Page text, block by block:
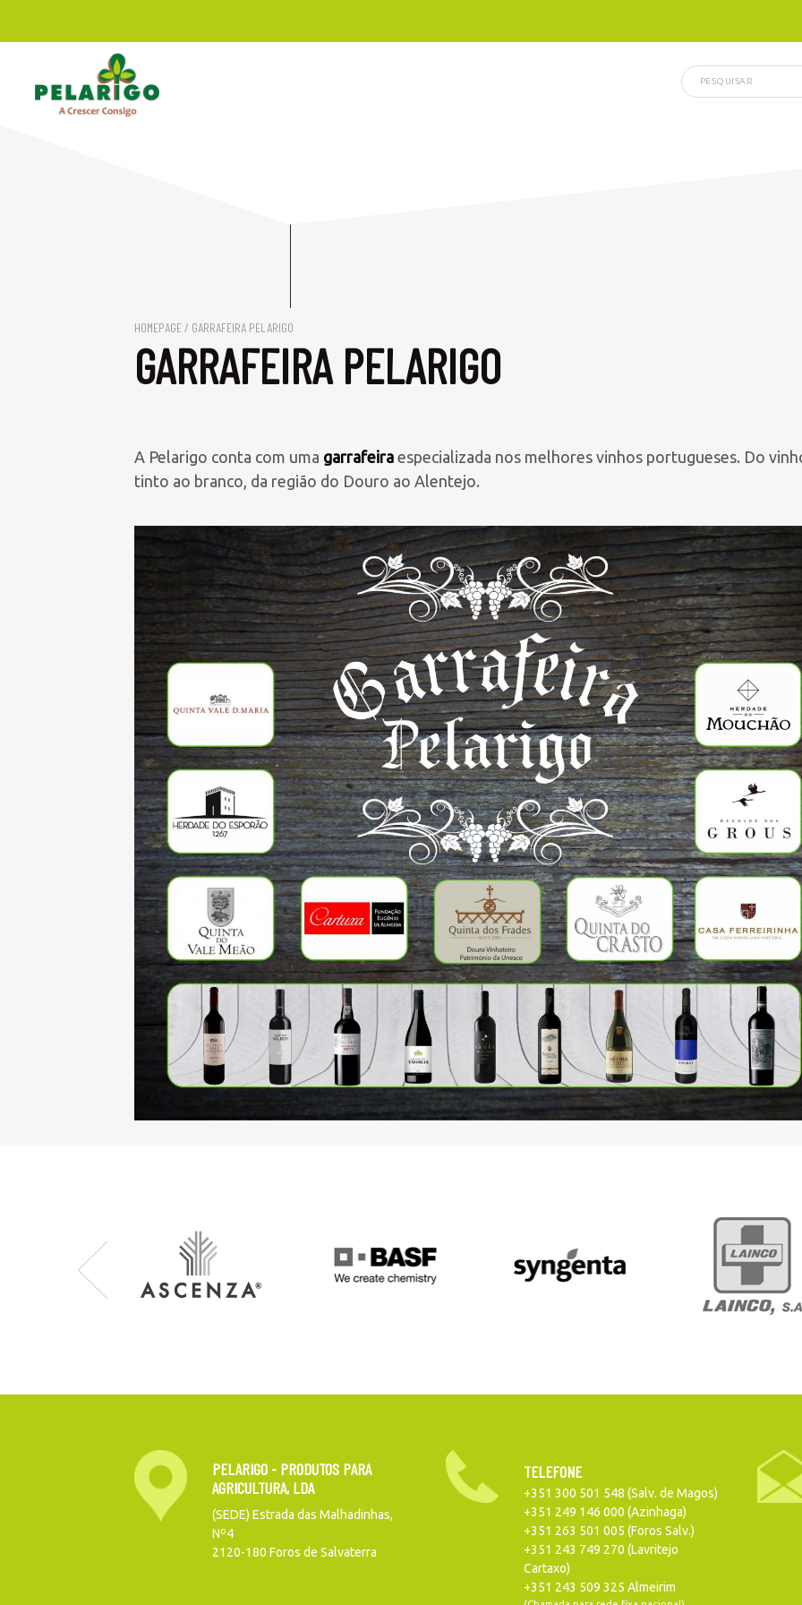
HOMEPAGE/ GARRAFEIRA PELARIGO
GARRAFEIRA PELARIGO
A Pelarigo conta com uma garrafeira especializada nos melhores vinhos portugueses. Do
tinto ao branco, da região do Douro ao Alentejo.
PELARIGO - PRODUTOS PARA
AGRICULTURA, LDA
(SEDE) Estrada das Malhadinhas,
Nº4
2120-180 Foros de Salvaterra
TELEFONE
+351 300 501 548 (Salv. de Magos)
+351 249 146 000 (Azinhaga)
+351 263 501 005 (Foros Salv.)
+351 243 749 270 (Lavritejo
Cartaxo)
+351 243 509 325 Almeirim